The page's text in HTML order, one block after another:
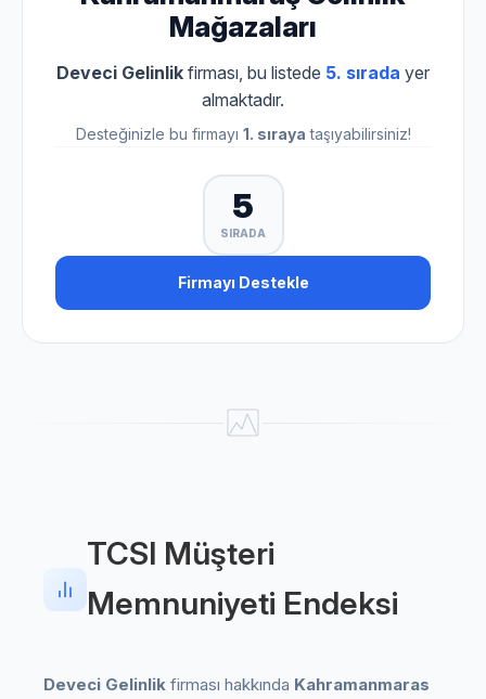
Mağazaları
Deveci Gelinlik firması, bu listede 5. sırada yer
almaktadır.
Desteğinizle bu firmayı 1. sıraya taşıyabilirsiniz!
5
SIRADA
Firmayı Destekle
TCSI Müşteri
Memnuniyeti Endeksi
Deveci Gelinlik firması hakkında Kahramanmaras